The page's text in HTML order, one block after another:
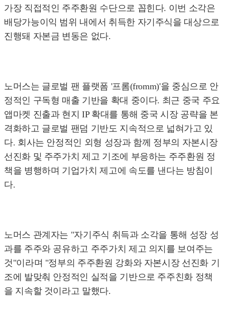
가장 직접적인 주주환원 수단으로 꼽힌다. 이번 소각은
배당가능이익 범위 내에서 취득한 자기주식을 대상으로
진행돼 자본금 변동은 없다.
노머스는 글로벌 팬 플랫폼 '프롬(fromm)'을 중심으로 안
정적인 구독형 매출 기반을 확대 중이다. 최근 중국 주요
앱마켓 진출과 현지 IP 확대를 통해 중국 시장 공략을 본
격화하고 글로벌 팬덤 기반도 지속적으로 넓혀가고 있
다. 회사는 안정적인 외형 성장과 함께 정부의 자본시장
선진화 및 주주가치 제고 기조에 부응하는 주주환원 정
책을 병행하며 기업가치 제고에 속도를 낸다는 방침이
다.
노머스 관계자는 "자기주식 취득과 소각을 통해 성장 성
과를 주주와 공유하고 주주가치 제고 의지를 보여주는
것"이라며 "정부의 주주환원 강화와 자본시장 선진화 기
조에 발맞춰 안정적인 실적을 기반으로 주주친화 정책
을 지속할 것이라고 말했다.